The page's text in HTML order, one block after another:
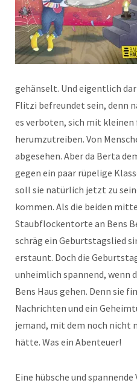
gehänselt. Und eigentlich
Flitzi befreundet sein, denn
es verboten, sich mit kleinen
herumzutreiben. Von
abgesehen. Aber da Berta
gegen ein paar rüpelige
soll sie natürlich jetzt zu
kommen. Als die beiden
Staubflockentorte an Bens
schräg ein Geburtstagslied
erstaunt. Doch die
unheimlich spannend, wenn
Bens Haus gehen. Denn sie
Nachrichten und ein
jemand, mit dem noch nicht
hätte. Was ein Abenteuer!
Eine hübsche und